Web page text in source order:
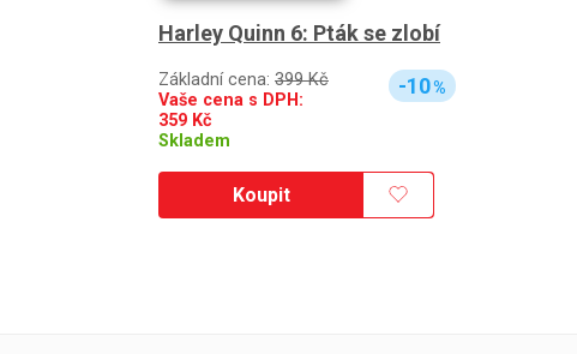
Harley Quinn 6: Pták se zlobí
Základní cena: 399 Kč
Vaše cena s DPH:
359 Kč
Skladem
-10%
Koupit